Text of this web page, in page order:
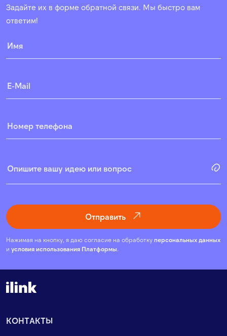
Задайте их в форме обратной связи. Мы быстро вам
ответим!
Отправить
Нажимая на кнопку, я даю согласие на обработку персональных данных
и условия использования Платформы
КОНТАКТЫ